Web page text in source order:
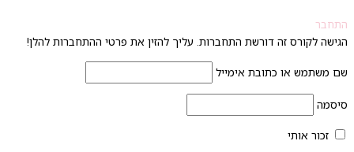
לקורס זה דורשת התחברות. עליך להזין את פרטי ההתחברות להלן!
משתמש או כתובת אימייל
זכור אותי